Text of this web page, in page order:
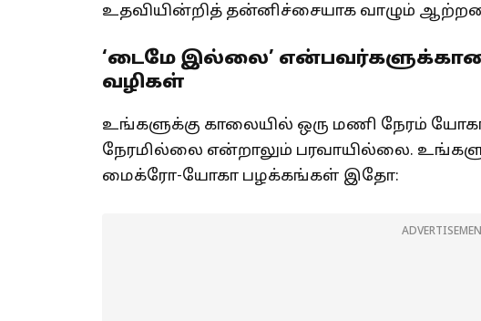
உதவியின்றித் தன்னிச்சையாக வாழும்
‘டைமே இல்லை’
வழிகள்
உங்களுக்கு காலையில் ஒரு மணி நேரம்
நேரமில்லை என்றாலும் பரவாயில்லை.
மைக்ரோ-யோகா பழக்கங்கள் இதோ: